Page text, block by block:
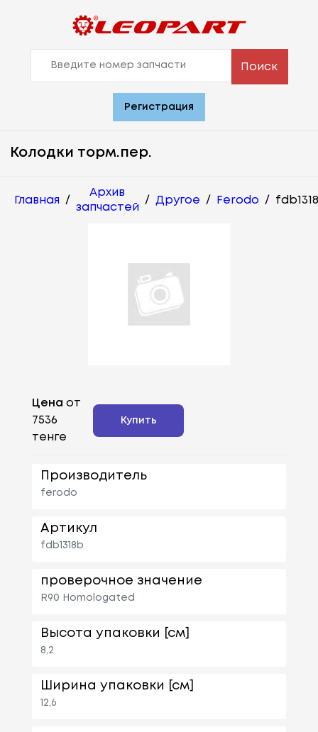
Поиск
Регистрация
Колодки торм.пер.
Главная /
Архив
запчастей
/ Другое / Ferodo /
Цена от
7536
тенге
Купить
Производитель
ferodo
Артикул
fdb1318b
проверочное значение
R90 Homologated
Высота упаковки [см]
8,2
Ширина упаковки [см]
12,6